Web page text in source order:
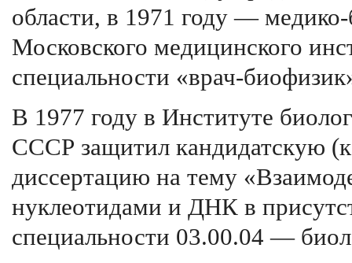
области, в 1971 году —
Московского медицинского
специальности «врач-
В 1977 году в Институте
СССР защитил кандидатскую
диссертацию на тему
нуклеотидами и ДНК в
специальности 03.00.04 —